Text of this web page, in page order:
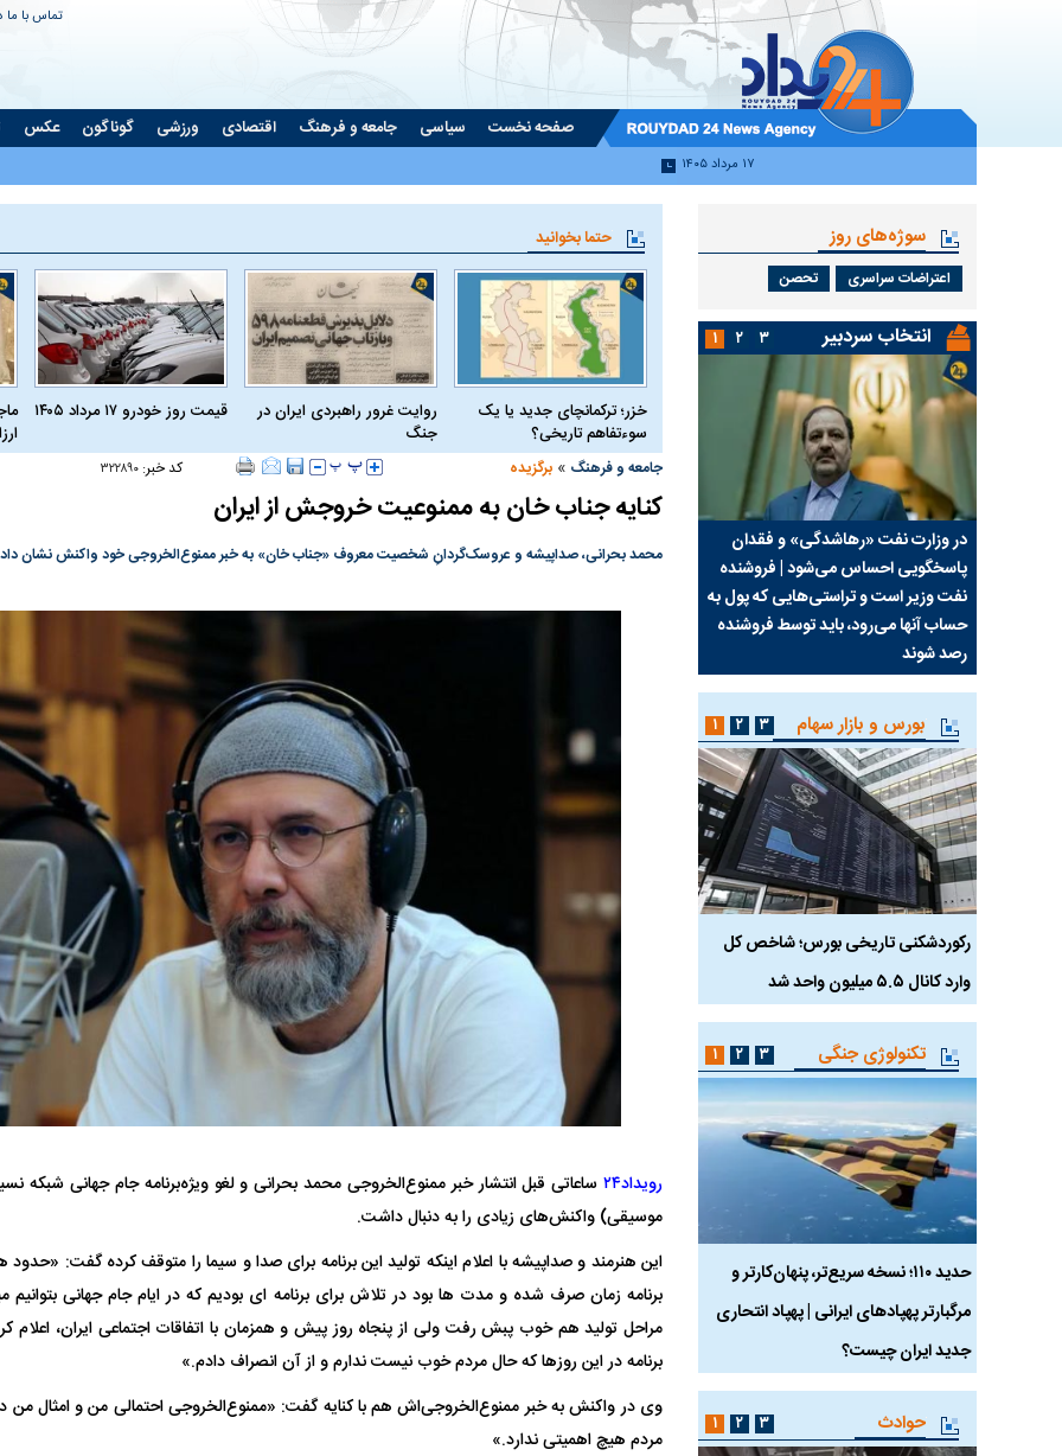
تماس با ما
صفحه نخست سیاسی جامعه و فرهنگ اقتصادی ورزشی گوناگون عکس
۱۷ مرداد ۱۴۰۵
حتما بخوانید
خزر؛ ترکمانچای جدید یا یک
سوءتفاهم تاریخی؟
روایت غرور راهبردی ایران در
جنگ
قیمت روز خودرو ۱۷ مرداد ۱۴۰۵
جامعه و فرهنگ » برگزیده کد خبر:۳۲۲۸۹۰
کنایه جناب خان به ممنوعیت خروجش از ایران
محمد بحرانی، صداپیشه و عروسک‌گردانِ شخصیت معروف «جناب خان» به خبر ممنوع‌الخروجی خود واکنش نشان
رویداد۲۴
ساعاتی قبل انتشار خبر ممنوع‌الخروجی محمد بحرانی و لغو ویژه‌برنامه جام جهانی شبکه
موسیقی) واکنش‌های زیادی را به دنبال داشت.
این هنرمند و صداپیشه با اعلام اینکه تولید این برنامه برای صدا و سیما را متوقف کرده گفت:
برنامه زمان صرف شده و مدت ها بود در تلاش برای برنامه ای بودیم که در ایام جام جهانی بتوانیم
مراحل تولید هم خوب پبش رفت ولی از پنجاه روز پیش و همزمان با اتفاقات اجتماعی ایران، اعلام
برنامه در این روزها که حال مردم خوب نیست ندارم و از آن انصراف دادم.»
وی در واکنش به خبر ممنوع‌الخروجی‌اش هم با کنایه گفت: «ممنوع‌الخروجی احتمالی من و امثال من
مردم هیچ اهمیتی ندارد.»
سوژه‌های روز
اعتراضات سراسری تحصن
انتخاب سردبیر
در وزارت نفت «رهاشدگی» و فقدان
پاسخگویی احساس می‌شود | فروشنده
نفت وزیر است و تراستی‌هایی که پول به
حساب آنها می‌رود، باید توسط فروشنده
رصد شوند
چرا رویای آمریکایی سرنگونی رژیم و
نابودی محور مقاومت تعبیر نشد؟ | پشت
مطالعه رفتار هیستریک صدا و سیما علیه
کمپین نه به اعدام
در وزارت نفت
پاسخگویی
حساب آنها
۱ ۲ ۳
بورس و بازار سهام
رکوردشکنی تاریخی بورس؛ شاخص کل
وارد کانال ۵.۵ میلیون واحد شد
هجوم نقدینگی به بورس؛ شاخص کل و
هم‌وزن در قله تاریخی
بورس تهران رکورد شکست
رکوردشکنی
وارد کانال ۵.۵ میلیون واحد شد
۱ ۲ ۳
تکنولوژی جنگی
حدید ۱۱۰؛ نسخه سریع‌تر، پنهان‌کارتر و
مرگبارتر پهپادهای ایرانی | پهپاد انتحاری
جدید ایران چیست؟
هواپیمای مرموز E-11A BACN چیست؟
فضاپیمای «استارشیپ» ایلان ماسک
چیست؟
حدید ۱۱۰؛
مرگبارتر
۱ ۲ ۳
حوادث ۱ ۲ ۳